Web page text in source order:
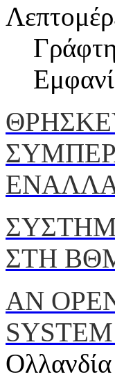
ΣΤΗ
AN